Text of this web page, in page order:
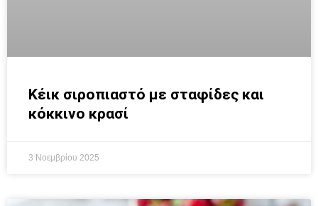
Κέικ σιροπιαστό με σταφίδες και
κόκκινο κρασί
3 Νοεμβρίου 2025